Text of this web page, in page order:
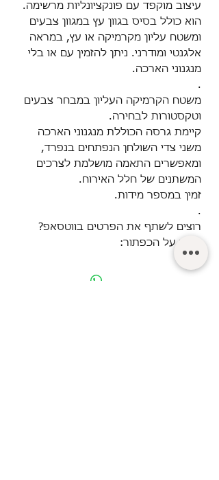
עיצוב מוקפד עם פונקציונליות מרשימה.
הוא כולל בסיס בגוון עץ במגוון צבעים
ומשטח עליון מקרמיקה או עץ, במראה
אלגנטי ומודרני. ניתן להזמין עם או בלי
מנגנוני הארכה.
.
משטח הקרמיקה העליון במבחר צבעים
וטקסטורות לבחירה.
קיימת גרסה הכוללת מנגנוני הארכה
משני צדי השולחן הנפתחים בנפרד,
ומאפשרים התאמה מושלמת לצרכים
המשתנים של חלל האירוח.
זמין במספר מידות.
.
רוצים לשתף את הפרטים בווטסאפ?
לחצו על הכפתור: